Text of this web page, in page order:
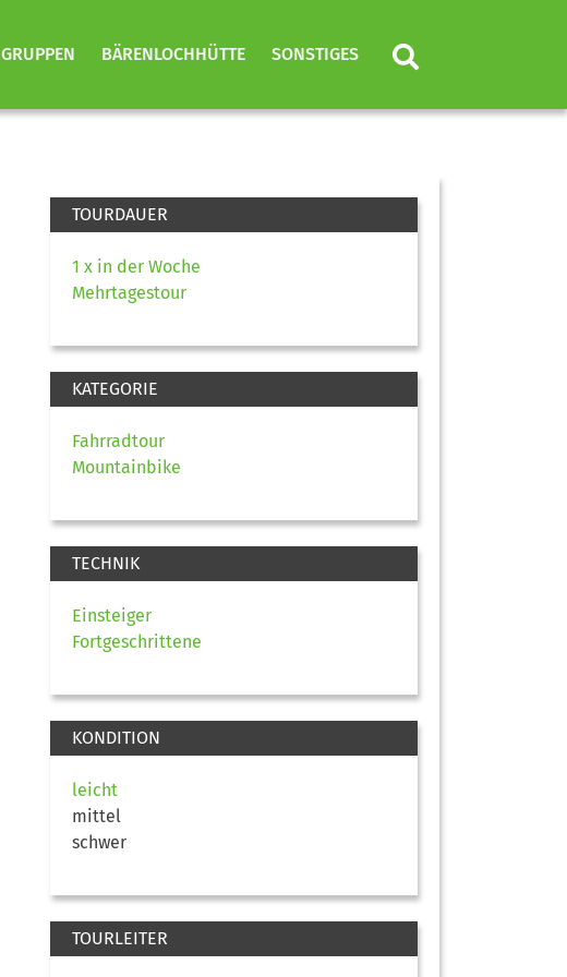
GRUPPEN BÄRENLOCHHÜTTE SONSTIGES
TOURDAUER
1 x in der Woche
Mehrtagestour
KATEGORIE
Fahrradtour
Mountainbike
TECHNIK
Einsteiger
Fortgeschrittene
KONDITION
leicht
mittel
schwer
TOURLEITER